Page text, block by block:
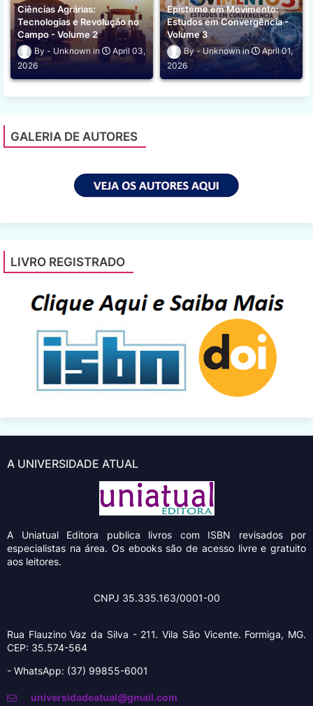
Ciências Agrárias:
Tecnologias e Revolução no
Campo - Volume 2
Unknown
April 03,
2026
Episteme em Movimento:
Estudos em Convergência -
Volume 3
Unknown
April 01,
2026
GALERIA DE AUTORES
LIVRO REGISTRADO
A UNIVERSIDADE ATUAL
A Uniatual Editora publica livros com ISBN revisados por
especialistas na área. Os ebooks são de acesso livre e gratuito
aos leitores.
CNPJ 35.335.163/0001-00
Rua Flauzino Vaz da Silva - 211.Vila São Vicente. Formiga, MG.
CEP: 35.574-564
- WhatsApp: (37) 99855-6001
universidadeatual@gmail.com